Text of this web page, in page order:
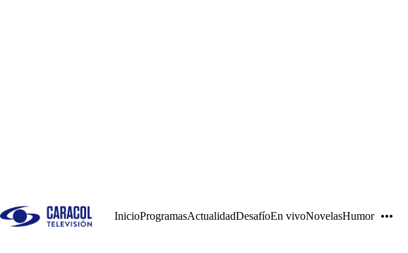
InicioProgramasActualidadDesafíoEn vivoNovelasHumor